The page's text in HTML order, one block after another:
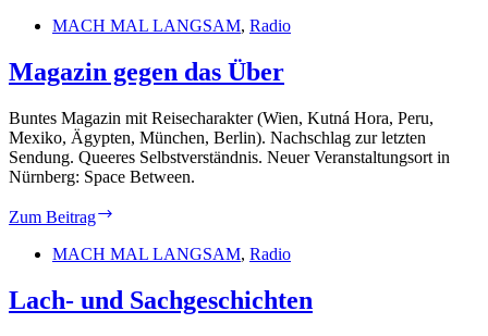
Klangwelten
Conrad
Schnitzler
MACH MAL LANGSAM, Radio
Magazin gegen das Über
Buntes Magazin mit Reisecharakter (Wien, Kutná Hora, Peru,
Mexiko, Ägypten, München, Berlin). Nachschlag zur letzten
Sendung. Queeres Selbstverständnis. Neuer Veranstaltungsort in
Nürnberg: Space Between.
Zum Beitrag
das
MACH MAL LANGSAM, Radio
Lach- und Sachgeschichten